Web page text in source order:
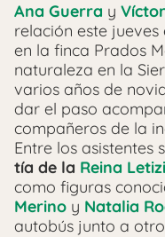
Ana Guerra y
relación este
en la finca Prados
naturaleza en la
varios años de
dar el paso
compañeros de la
Entre los asistentes
tía de la Reina
como figuras
Merino y Natalia
autobús junto a